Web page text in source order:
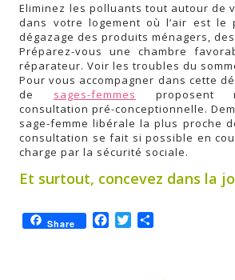
Eliminez les polluants tout autour de
dans votre logement où l’air est le
dégazage des produits ménagers,
Préparez-vous une chambre
réparateur. Voir les troubles du
Pour vous accompagner dans cette
de sages-femmes
proposent
consultation pré-conceptionnelle.
sage-femme libérale la plus proche
consultation se fait si possible en
charge par la sécurité sociale.
Et surtout, concevez dans la
Share Facebook
Twitter